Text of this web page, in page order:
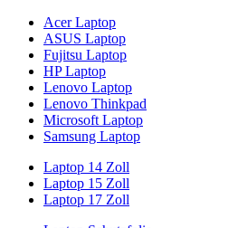
Acer Laptop
ASUS Laptop
Fujitsu Laptop
HP Laptop
Lenovo Laptop
Lenovo Thinkpad
Microsoft Laptop
Samsung Laptop
Laptop 14 Zoll
Laptop 15 Zoll
Laptop 17 Zoll